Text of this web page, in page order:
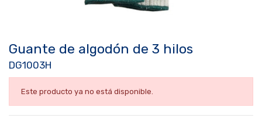
Guante de algodón de 3 hilos
DG1003H
Este producto ya no está disponible.